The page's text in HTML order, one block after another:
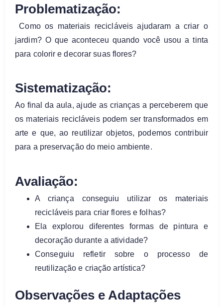
Problematização:
Como os materiais recicláveis ajudaram a criar o
jardim? O que aconteceu quando você usou a tinta
para colorir e decorar suas flores?
Sistematização:
Ao final da aula, ajude as crianças a perceberem que
os materiais recicláveis podem ser transformados em
arte e que, ao reutilizar objetos, podemos contribuir
para a preservação do meio ambiente.
Avaliação:
A criança conseguiu utilizar os materiais
recicláveis para criar flores e folhas?
Ela explorou diferentes formas de pintura e
decoração durante a atividade?
Conseguiu refletir sobre o processo de
reutilização e criação artística?
Observações e Adaptações